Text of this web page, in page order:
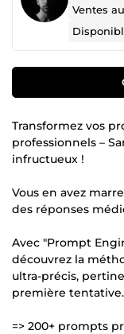
Ventes
Transformez vos
professionnels –
infructueux !
Vous en avez
des réponses
Avec "Prompt
découvrez la
ultra-précis,
première tentative.
=> 200+ prompts